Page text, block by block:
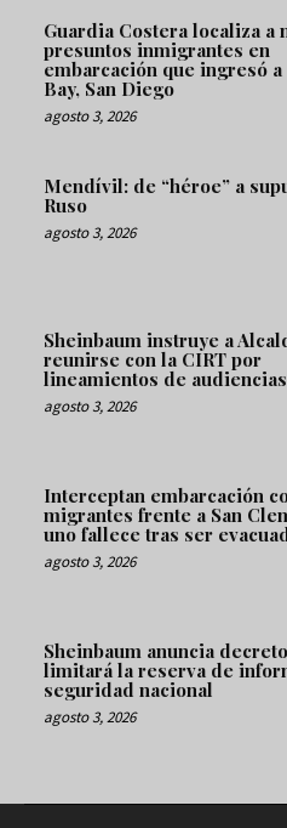
Guardia Costera localiza a
presuntos inmigrantes en
embarcación que ingresó
Bay, San Diego
agosto 3, 2026
Mendívil: de “héroe” a
Ruso
agosto 3, 2026
Sheinbaum instruye a
reunirse con la CIRT por
lineamientos de audiencias
agosto 3, 2026
Interceptan embarcación
migrantes frente a San
uno fallece tras ser
agosto 3, 2026
Sheinbaum anuncia
limitará la reserva de
seguridad nacional
agosto 3, 2026